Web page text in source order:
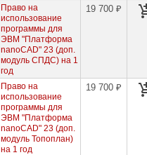
Право на
использование
программы для
ЭВМ "Платформа
nanoCAD" 23 (доп.
модуль СПДС) на 1
год
19 700 ₽
Право на
использование
программы для
ЭВМ "Платформа
nanoCAD" 23 (доп.
модуль Топоплан)
на 1 год
19 700 ₽